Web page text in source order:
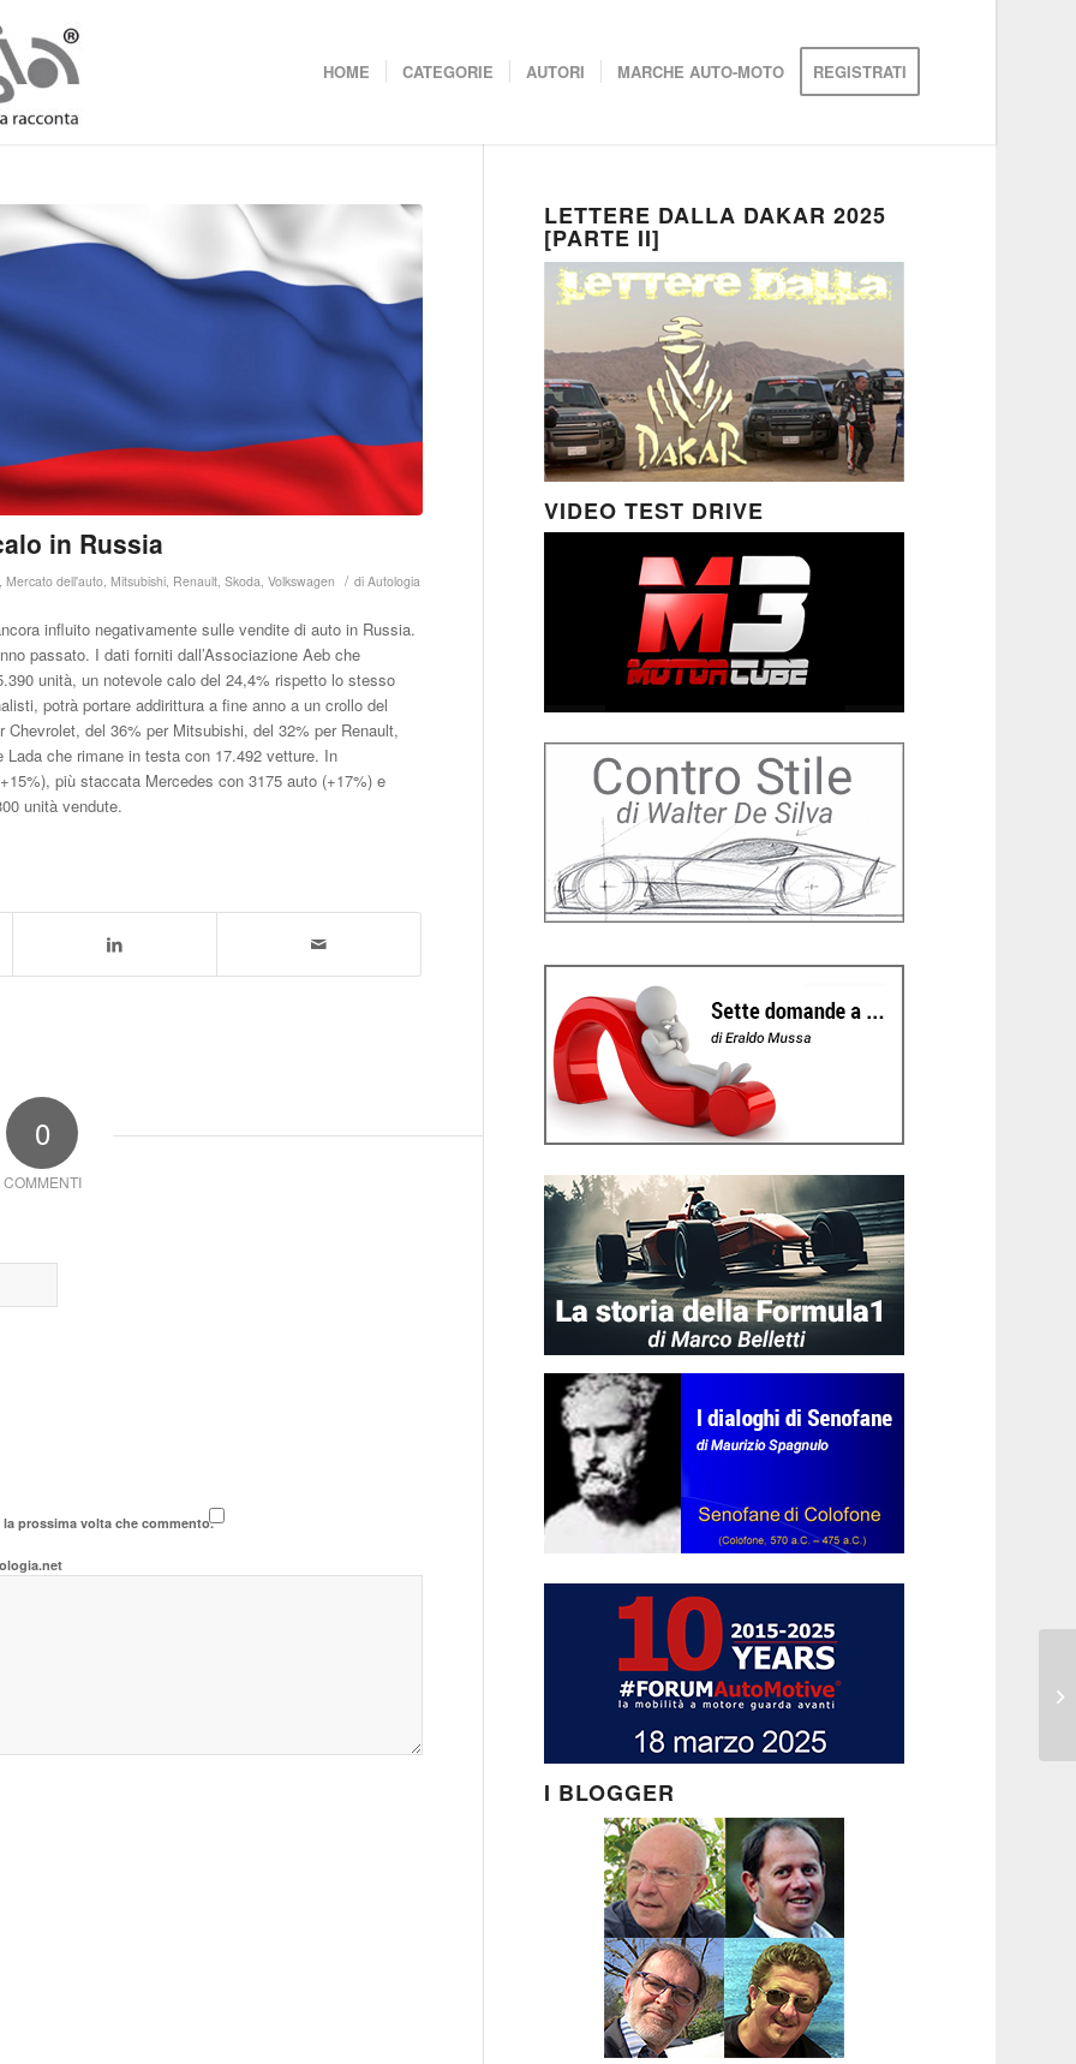
HOME CATEGORIE AUTORI MARCHE AUTO-MOTO REGISTRATI
in Russia
,Mercato dell'auto,Mitsubishi, Renault,Skoda,Volkswagen / diAutologia
influito negativamente sulle vendite di auto in Russia.
passato. I dati forniti dall’Associazione Aeb che
unità, un notevole calo del 24,4% rispetto lo stesso
potrà portare addirittura a fine anno a un crollo del
del 36% per Mitsubishi, del 32% per Renault,
che rimane in testa con 17.492 vetture. In
più staccata Mercedes con 3175 auto (+17%) e
unità vendute.
0
COMMENTI
prossima volta che commento.
LETTERE DALLA DAKAR 2025
[PARTE II]
VIDEO TEST DRIVE
I BLOGGER